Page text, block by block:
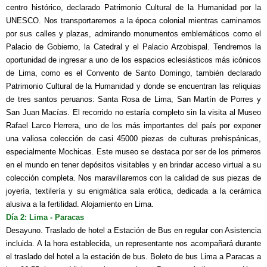
centro histórico, declarado Patrimonio Cultural de la Humanidad por la
UNESCO. Nos transportaremos a la época colonial mientras caminamos
por sus calles y plazas, admirando monumentos emblemáticos como el
Palacio de Gobierno, la Catedral y el Palacio Arzobispal. Tendremos la
oportunidad de ingresar a uno de los espacios eclesiásticos más icónicos
de Lima, como es el Convento de Santo Domingo, también declarado
Patrimonio Cultural de la Humanidad y donde se encuentran las reliquias
de tres santos peruanos: Santa Rosa de Lima, San Martín de Porres y
San Juan Macías. El recorrido no estaría completo sin la visita al Museo
Rafael Larco Herrera, uno de los más importantes del país por exponer
una valiosa colección de casi 45000 piezas de culturas prehispánicas,
especialmente Mochicas. Este museo se destaca por ser de los primeros
en el mundo en tener depósitos visitables y en brindar acceso virtual a su
colección completa. Nos maravillaremos con la calidad de sus piezas de
joyería, textilería y su enigmática sala erótica, dedicada a la cerámica
alusiva a la fertilidad. Alojamiento en Lima.
Día 2: Lima - Paracas
Desayuno. Traslado de hotel a Estación de Bus en regular con Asistencia
incluida.A la hora establecida, un representante nos acompañará durante
el traslado del hotel a la estación de bus. Boleto de bus Lima a Paracas a